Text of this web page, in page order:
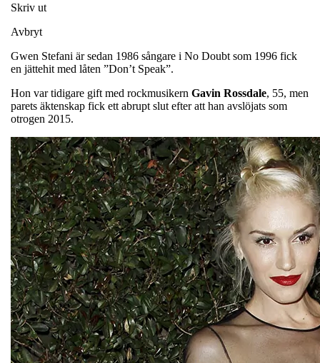
Skriv ut
Avbryt
Gwen Stefani är sedan 1986 sångare i No Doubt som 1996 fick
en jättehit med låten ”Don’t Speak”.
Hon var tidigare gift med rockmusikern Gavin Rossdale, 55, men
parets äktenskap fick ett abrupt slut efter att han avslöjats som
otrogen 2015.